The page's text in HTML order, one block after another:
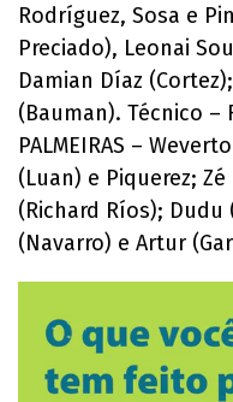
Rodríguez, Sosa e
Preciado), Leonai
Damian Díaz
(Bauman). Técnico –
PALMEIRAS –
(Luan) e Piquerez;
(Richard Ríos); Dudu
(Navarro) e Artur